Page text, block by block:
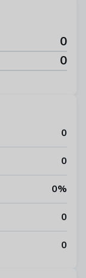
0
0
0
0
0%
0
0